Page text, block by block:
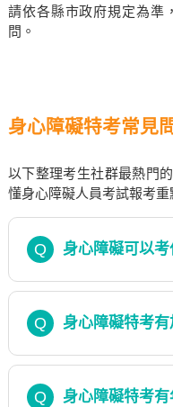
請依各縣市政府規定為準
問。
身心障礙特考常見
以下整理考生社群最熱門
懂身心障礙人員考試報考重
Q 身心障礙可以考
Q 身心障礙特考有
Q 身心障礙特考